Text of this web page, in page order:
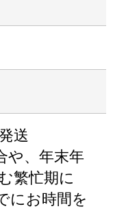
送
や、年末年
繁忙期に
にお時間を